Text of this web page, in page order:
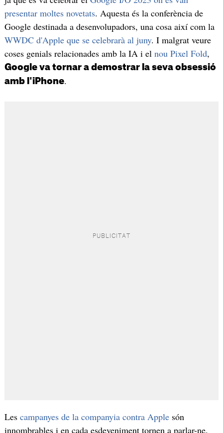
presentar moltes novetats. Aquesta és la conferència de
Google destinada a desenvolupadors, una cosa així com la
WWDC d'Apple que se celebrarà al juny. I malgrat veure
coses genials relacionades amb la IA i el nou Pixel Fold,
Google va tornar a demostrar la seva obsessió
amb l'iPhone.
Les campanyes de la companyia contra Applesón
innombrables i en cada esdeveniment tornen a parlar-ne.